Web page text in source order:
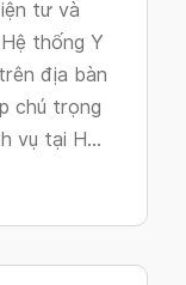
tư và
thống Y
địa bàn
chú trọng
vụ tại H...